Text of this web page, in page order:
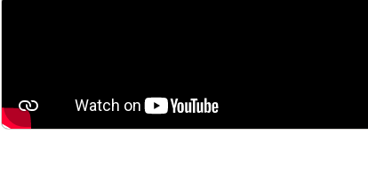
Vorgestellte Bildergalerie